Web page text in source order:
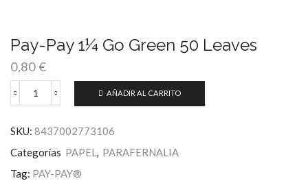
Pay-Pay 1¼ Go Green 50 Leaves
0,80€
Pay-
Go
Green
50
Leaves
AÑADIR AL CARRITO
SKU: 8437002773106
Categorías PAPEL, PARAFERNALIA
Tag: PAY-PAY®